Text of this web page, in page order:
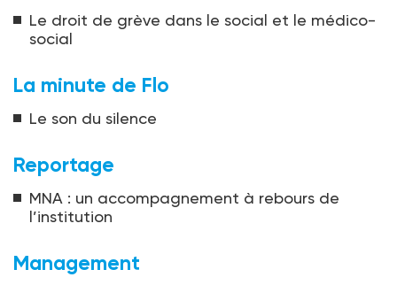
Le droit de grève dans le social et le médico-
social
La minute de Flo
Le son du silence
Reportage
MNA : un accompagnement à rebours de
l’institution
Management